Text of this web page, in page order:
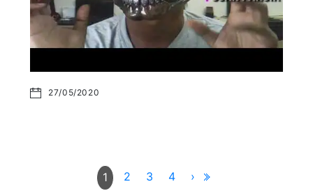
27/05/2020
1 2 3 4 ›